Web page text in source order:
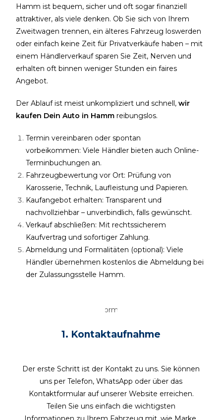
Hamm ist bequem, sicher und oft sogar finanziell
attraktiver, als viele denken. Ob Sie sich von Ihrem
Zweitwagen trennen, ein älteres Fahrzeug loswerden
oder einfach keine Zeit für Privatverkäufe haben – mit
einem Händlerverkauf sparen Sie Zeit, Nerven und
erhalten oft binnen weniger Stunden ein faires
Angebot.
Der Ablauf ist meist unkompliziert und schnell,wir
kaufen Dein Auto in Hamm reibungslos.
Termin vereinbaren oder spontan
vorbeikommen: Viele Händler bieten auch Online-
Terminbuchungen an.
Fahrzeugbewertung vor Ort: Prüfung von
Karosserie, Technik, Laufleistung und Papieren.
Kaufangebot erhalten: Transparent und
nachvollziehbar – unverbindlich, falls gewünscht.
Verkauf abschließen: Mit rechtssicherem
Kaufvertrag und sofortiger Zahlung.
Abmeldung und Formalitäten (optional): Viele
Händler übernehmen kostenlos die Abmeldung bei
der Zulassungsstelle Hamm.
1. Kontaktaufnahme
Der erste Schritt ist der Kontakt zu uns. Sie können
uns per Telefon, WhatsApp oder über das
Kontaktformular auf unserer Website erreichen.
Teilen Sie uns einfach die wichtigsten